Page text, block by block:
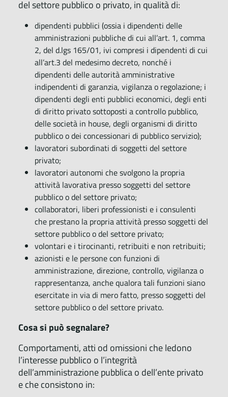
del settore pubblico o privato, in qualità di:
dipendenti pubblici (ossia i dipendenti delle
amministrazioni pubbliche di cui all’art. 1, comma
2, del d.lgs 165/01, ivi compresi i dipendenti di cui
all’art.3 del medesimo decreto, nonché i
dipendenti delle autorità amministrative
indipendenti di garanzia, vigilanza o regolazione; i
dipendenti degli enti pubblici economici, degli enti
di diritto privato sottoposti a controllo pubblico,
delle società in house, degli organismi di diritto
pubblico o dei concessionari di pubblico servizio);
lavoratori subordinati di soggetti del settore
privato;
lavoratori autonomi che svolgono la propria
attività lavorativa presso soggetti del settore
pubblico o del settore privato;
collaboratori, liberi professionisti e i consulenti
che prestano la propria attività presso soggetti del
settore pubblico o del settore privato;
volontari e i tirocinanti, retribuiti e non retribuiti;
azionisti e le persone con funzioni di
amministrazione, direzione, controllo, vigilanza o
rappresentanza, anche qualora tali funzioni siano
esercitate in via di mero fatto, presso soggetti del
settore pubblico o del settore privato.
Cosa si può segnalare?
Comportamenti, atti od omissioni che ledono
l’interesse pubblico o l’integrità
dell’amministrazione pubblica o dell’ente privato
e che consistono in: